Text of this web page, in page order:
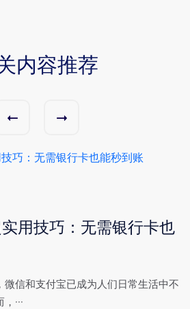
内容推荐
用技巧：无需银行卡也
信和支付宝已成为人们日常生活中不
···